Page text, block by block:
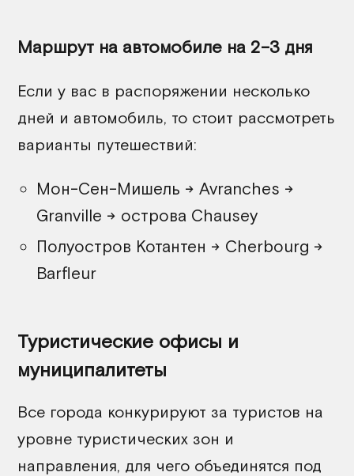
Маршрут на автомобиле на 2–3 дня
Если у вас в распоряжении несколько
дней и автомобиль, то стоит рассмотреть
варианты путешествий:
Мон-Сен-Мишель → Avranches →
Granville → острова Chausey
Полуостров Котантен → Cherbourg →
Barfleur
Туристические офисы и
муниципалитеты
Все города конкурируют за туристов на
уровне туристических зон и
направления, для чего объединятся под